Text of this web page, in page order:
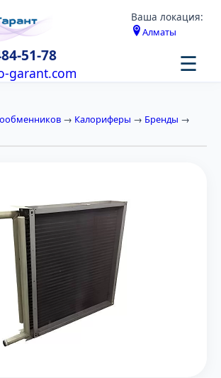
Ваша локация:
Алматы
51-78
garant.com ☰
→ Калориферы → Бренды →